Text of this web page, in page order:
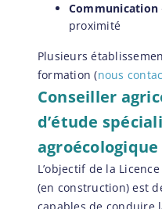
Communication
proximité
Plusieurs
formation (nous
Conseiller
d’étude
agroécologique
L’objectif de la
(en construction) est